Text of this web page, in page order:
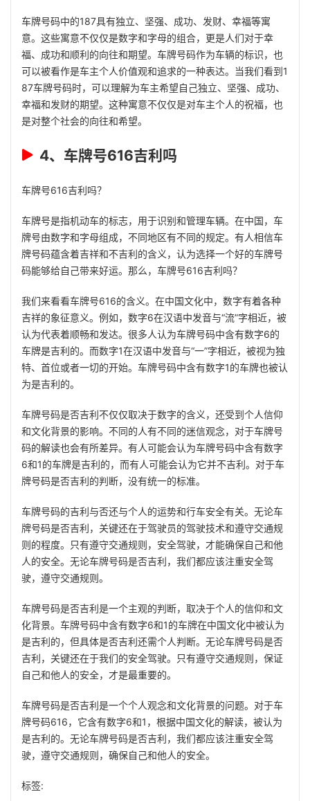
车牌号码中的187具有独立、坚强、成功、发财、幸福等寓
意。这些寓意不仅仅是数字和字母的组合，更是人们对于幸
福、成功和顺利的向往和期望。车牌号码作为车辆的标识，也
可以被看作是车主个人价值观和追求的一种表达。当我们看到1
87车牌号码时，可以理解为车主希望自己独立、坚强、成功、
幸福和发财的期望。这种寓意不仅仅是对车主个人的祝福，也
是对整个社会的向往和希望。
4、车牌号616吉利吗
车牌号616吉利吗？
车牌号是指机动车的标志，用于识别和管理车辆。在中国，车
牌号由数字和字母组成，不同地区有不同的规定。有人相信车
牌号码蕴含着吉祥和不吉利的含义，认为选择一个好的车牌号
码能够给自己带来好运。那么，车牌号616吉利吗？
我们来看看车牌号616的含义。在中国文化中，数字有着各种
吉祥的象征意义。例如，数字6在汉语中发音与“流”字相近，被
认为代表着顺畅和发达。很多人认为车牌号码中含有数字6的
车牌是吉利的。而数字1在汉语中发音与“一”字相近，被视为独
特、首位或者一切的开始。车牌号码中含有数字1的车牌也被认
为是吉利的。
车牌号码是否吉利不仅仅取决于数字的含义，还受到个人信仰
和文化背景的影响。不同的人有不同的迷信观念，对于车牌号
码的解读也会有所差异。有人可能会认为车牌号码中含有数字
6和1的车牌是吉利的，而有人可能会认为它并不吉利。对于车
牌号码是否吉利的判断，没有统一的标准。
车牌号码的吉利与否还与个人的运势和行车安全有关。无论车
牌号码是否吉利，关键还在于驾驶员的驾驶技术和遵守交通规
则的程度。只有遵守交通规则，安全驾驶，才能确保自己和他
人的安全。无论车牌号码是否吉利，我们都应该注重安全驾
驶，遵守交通规则。
车牌号码是否吉利是一个主观的判断，取决于个人的信仰和文
化背景。车牌号码中含有数字6和1的车牌在中国文化中被认为
是吉利的，但具体是否吉利还需个人判断。无论车牌号码是否
吉利，关键还在于我们的安全驾驶。只有遵守交通规则，保证
自己和他人的安全，才是最重要的。
车牌号码是否吉利是一个个人观念和文化背景的问题。对于车
牌号码616，它含有数字6和1，根据中国文化的解读，被认为
是吉利的。无论车牌号码是否吉利，我们都应该注重安全驾
驶，遵守交通规则，确保自己和他人的安全。
标签: